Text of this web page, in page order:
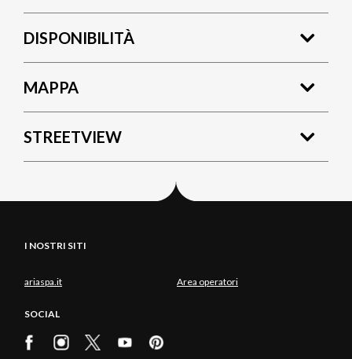
DISPONIBILITÀ
MAPPA
STREETVIEW
I NOSTRI SITI
ariaspa.it Area operatori
SOCIAL